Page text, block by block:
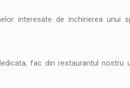
interesate de inchirierea unui
fac din restaurantul nostru